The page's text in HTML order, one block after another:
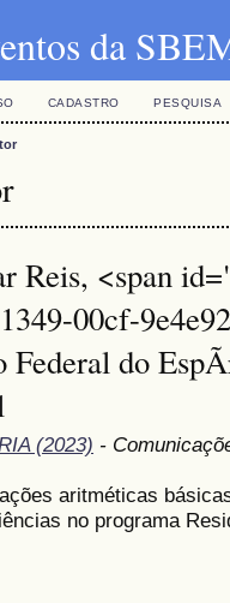
da
CADASTRO PESQUISA
Reis, <span
00cf-
Federal do
(2023) -
aritméticas
no programa